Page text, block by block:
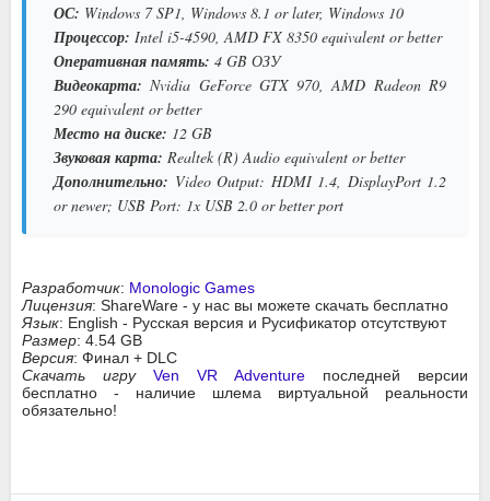
ОС: Windows 7 SP1, Windows 8.1 or later, Windows 10
Процессор: Intel i5-4590, AMD FX 8350 equivalent or better
Оперативная память: 4 GB ОЗУ
Видеокарта: Nvidia GeForce GTX 970, AMD Radeon R9
290 equivalent or better
Место на диске: 12 GB
Звуковая карта: Realtek (R) Audio equivalent or better
Дополнительно: Video Output: HDMI 1.4, DisplayPort 1.2
or newer; USB Port: 1x USB 2.0 or better port
Разработчик: Monologic Games
Лицензия: ShareWare - у нас вы можете скачать бесплатно
Язык: English - Русская версия и Русификатор отсутствуют
Размер: 4.54 GB
Версия: Финал + DLC
Скачать игру Ven VR Adventure последней версии
бесплатно - наличие шлема виртуальной реальности
обязательно!